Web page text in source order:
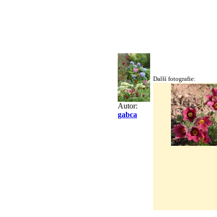
Autor:
gabca
Další fotografie: